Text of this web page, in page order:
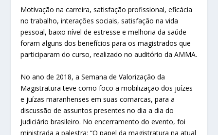
Motivação na carreira, satisfação profissional, eficácia
no trabalho, interações sociais, satisfação na vida
pessoal, baixo nível de estresse e melhoria da saúde
foram alguns dos benefícios para os magistrados que
participaram do curso, realizado no auditório da AMMA.
No ano de 2018, a Semana de Valorização da
Magistratura teve como foco a mobilização dos juízes
e juízas maranhenses em suas comarcas, para a
discussão de assuntos presentes no dia a dia do
Judiciário brasileiro. No encerramento do evento, foi
ministrada a palestra: “O papel da magistratura na atual